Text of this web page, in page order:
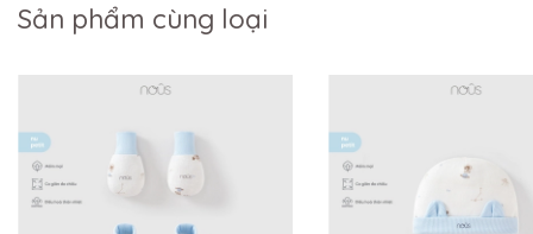
Sản phẩm cùng loại